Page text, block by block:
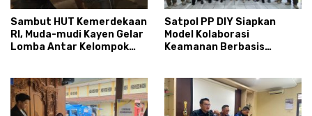
Sambut HUT Kemerdekaan
RI, Muda-mudi Kayen Gelar
Lomba Antar Kelompok
Satpol PP DIY Siapkan
Model Kolaborasi
Keamanan Berbasis